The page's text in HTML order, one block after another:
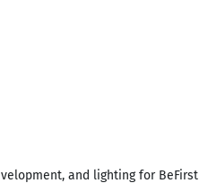
and lighting for BeFirst